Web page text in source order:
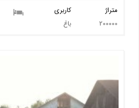
کاربری
باغ
متراژ
200000